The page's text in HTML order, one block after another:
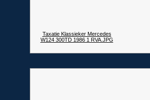
Taxatie Klassieker Mercedes
W124 300TD 1986 1 RVA.JPG